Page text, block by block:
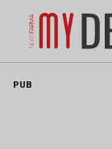
PUB